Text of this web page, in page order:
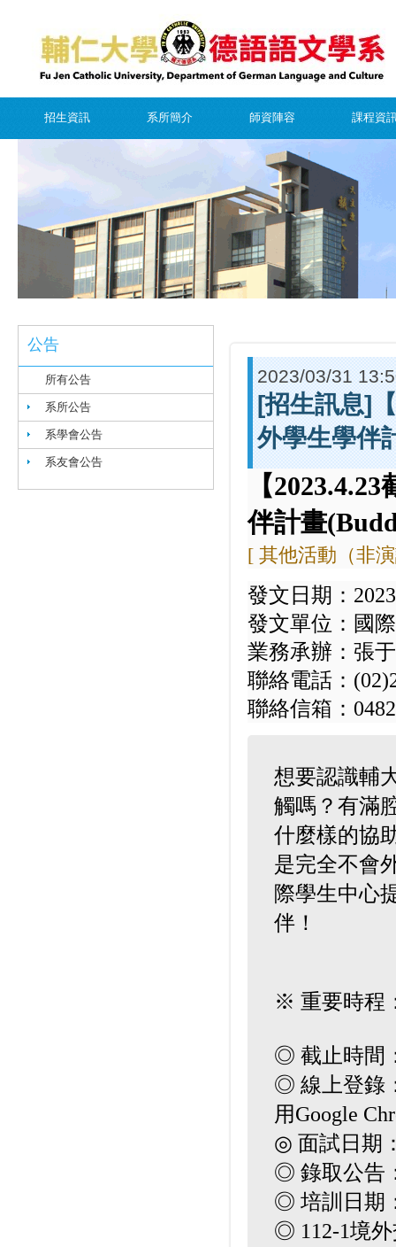
招生資訊 系所簡介 師資陣容 課程資
公告
所有公告
系所公告
系學會公告
系友會公告
2023/03/31
[招生訊息]
外學生學伴
【
伴計畫
[ 其他活動（非
發文日期：
發文單位：國
業務承辦：張
聯絡電話：
聯絡信箱：
想要認識輔
觸嗎？有滿
什麼樣的協
是完全不會
際學生中心
伴！
※ 重要時程
◎ 截止時間
◎ 線上登錄
用Google
◎ 面試日期
◎ 錄取公告
◎ 培訓日期
◎ 112-1境外